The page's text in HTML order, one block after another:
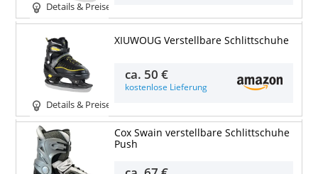
Details & Preise
Details & Preise
XIUWOUG Verstellbare Schlittschuhe
ca. 50 €
kostenlose Lieferung
Cox Swain verstellbare Schlittschuhe
Push